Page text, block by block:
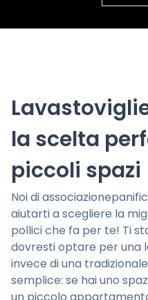
la scelta
piccoli spazi
Noi di
aiutarti a scegliere la
pollici che fa per te! Ti
dovresti optare per una
invece di una
semplice: se hai uno
un piccolo